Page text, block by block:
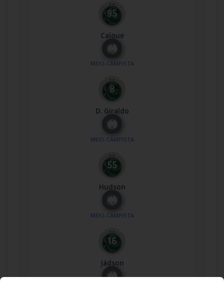
Caíque
Nº
95
MEIO-CAMPISTA
D. Giraldo
Nº
8
MEIO-CAMPISTA
Hudson
Nº
55
MEIO-CAMPISTA
Jádson
Nº